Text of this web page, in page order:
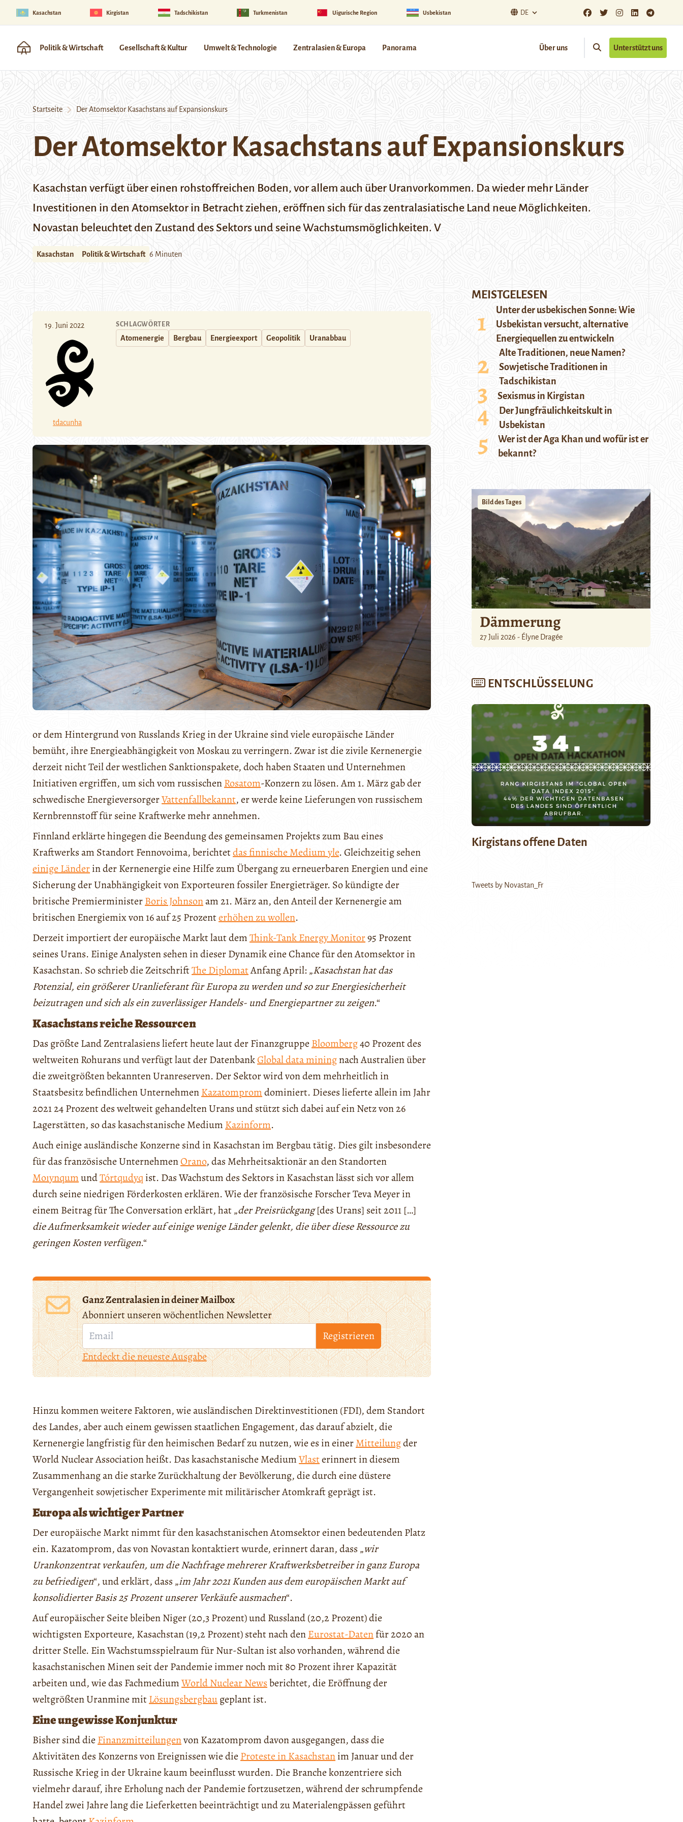
Kasachstan Kirgistan Tadschikistan Turkmenistan Uigurische Region Usbekistan DE
Politik & Wirtschaft Gesellschaft & Kultur Umwelt & Technologie Zentralasien & Europa Panorama Über uns Unterstützt uns
Startseite Der Atomsektor Kasachstans auf Expansionskurs
Der Atomsektor Kasachstans auf Expansionskurs
Kasachstan verfügt über einen rohstoffreichen Boden, vor allem auch über Uranvorkommen. Da wieder mehr Länder
Investitionen in den Atomsektor in Betracht ziehen, eröffnen sich für das zentralasiatische Land neue Möglichkeiten.
Novastan beleuchtet den Zustand des Sektors und seine Wachstumsmöglichkeiten. V
Kasachstan Politik & Wirtschaft 6 Minuten
19. Juni 2022
tdacunha
SCHLAGWÖRTER
Atomenergie Bergbau Energieexport Geopolitik Uranabbau
or dem Hintergrund von Russlands Krieg in der Ukraine sind viele europäische Länder
bemüht, ihre Energieabhängigkeit von Moskau zu verringern. Zwar ist die zivile Kernenergie
derzeit nicht Teil der westlichen Sanktionspakete, doch haben Staaten und Unternehmen
Initiativen ergriffen, um sich vom russischenRosatom-Konzern zu lösen. Am 1. März gab der
schwedische EnergieversorgerVattenfallbekannt, er werde keine Lieferungen von russischem
Kernbrennstoff für seine Kraftwerke mehr annehmen.
Finnland erklärte hingegen die Beendung des gemeinsamen Projekts zum Bau eines
Kraftwerks am Standort Fennovoima, berichtetdas finnische Medium yle. Gleichzeitig sehen
einige Länderin der Kernenergie eine Hilfe zum Übergang zu erneuerbaren Energien und eine
Sicherung der Unabhängigkeit von Exporteuren fossiler Energieträger. So kündigte der
britische PremierministerBoris Johnsonam 21. März an, den Anteil der Kernenergie am
britischen Energiemix von 16 auf 25 Prozenterhöhen zu wollen.
Derzeit importiert der europäische Markt laut demThink-Tank Energy Monitor95 Prozent
seines Urans. Einige Analysten sehen in dieser Dynamik eine Chance für den Atomsektor in
Kasachstan. So schrieb die ZeitschriftThe DiplomatAnfang April: „Kasachstan hat das
Potenzial, ein größerer Uranlieferant für Europa zu werden und so zur Energiesicherheit
beizutragen und sich als ein zuverlässiger Handels- und Energiepartner zu zeigen.“
Kasachstans reiche Ressourcen
Das größte Land Zentralasiens liefert heute laut der FinanzgruppeBloomberg40 Prozent des
weltweiten Rohurans und verfügt laut der DatenbankGlobal data miningnach Australien über
die zweitgrößten bekannten Uranreserven. Der Sektor wird von dem mehrheitlich in
Staatsbesitz befindlichen UnternehmenKazatompromdominiert. Dieses lieferte allein im Jahr
2021 24 Prozent des weltweit gehandelten Urans und stützt sich dabei auf ein Netz von 26
Lagerstätten, so das kasachstanische MediumKazinform.
Auch einige ausländische Konzerne sind in Kasachstan im Bergbau tätig. Dies gilt insbesondere
für das französische UnternehmenOrano, das Mehrheitsaktionär an den Standorten
MoıynqumundTórtqudyq ist. Das Wachstum des Sektors in Kasachstan lässt sich vor allem
durch seine niedrigen Förderkosten erklären. Wie der französische Forscher Teva Meyer in
einem Beitrag für The Conversation erklärt, hat „der Preisrückgang[des Urans] seit 2011 […]
die Aufmerksamkeit wieder auf einige wenige Länder gelenkt, die über diese Ressource zu
geringen Kosten verfügen.“
Ganz Zentralasien in deiner Mailbox
Abonniert unseren wöchentlichen Newsletter
Registrieren
Entdeckt die neueste Ausgabe
Hinzu kommen weitere Faktoren, wie ausländischen Direktinvestitionen (FDI), dem Standort
des Landes, aber auch einem gewissen staatlichen Engagement, das darauf abzielt, die
Kernenergie langfristig für den heimischen Bedarf zu nutzen, wie es in einerMitteilungder
World Nuclear Association heißt. Das kasachstanische MediumVlasterinnert in diesem
Zusammenhang an die starke Zurückhaltung der Bevölkerung, die durch eine düstere
Vergangenheit sowjetischer Experimente mit militärischer Atomkraft geprägt ist.
Europa als wichtiger Partner
Der europäische Markt nimmt für den kasachstanischen Atomsektor einen bedeutenden Platz
ein. Kazatomprom, das von Novastan kontaktiert wurde, erinnert daran, dass „wir
Urankonzentrat verkaufen, um die Nachfrage mehrerer Kraftwerksbetreiber in ganz Europa
zu befriedigen“, und erklärt, dass „im Jahr 2021 Kunden aus dem europäischen Markt auf
konsolidierter Basis 25 Prozent unserer Verkäufe ausmachen“.
Auf europäischer Seite bleiben Niger (20,3 Prozent) und Russland (20,2 Prozent) die
wichtigsten Exporteure, Kasachstan (19,2 Prozent) steht nach denEurostat-Datenfür 2020 an
dritter Stelle. Ein Wachstumsspielraum für Nur-Sultan ist also vorhanden, während die
kasachstanischen Minen seit der Pandemie immer noch mit 80 Prozent ihrer Kapazität
arbeiten und, wie das FachmediumWorld Nuclear Newsberichtet, die Eröffnung der
weltgrößten Uranmine mitLösungsbergbaugeplant ist.
Eine ungewisse Konjunktur
Bisher sind dieFinanzmitteilungenvon Kazatomprom davon ausgegangen, dass die
Aktivitäten des Konzerns von Ereignissen wie dieProteste in Kasachstanim Januar und der
Russische Krieg in der Ukraine kaum beeinflusst wurden. Die Branche konzentriere sich
vielmehr darauf, ihre Erholung nach der Pandemie fortzusetzen, während der schrumpfende
Handel zwei Jahre lang die Lieferketten beeinträchtigt und zu Materialengpässen geführt
MEISTGELESEN
Unter der usbekischen Sonne: Wie
Usbekistan versucht, alternative
Energiequellen zu entwickeln
Alte Traditionen, neue Namen?
Sowjetische Traditionen in
Tadschikistan
Sexismus in Kirgistan
Der Jungfräulichkeitskult in
Usbekistan
Wer ist der Aga Khan und wofür ist er
bekannt?
Bild des Tages
Dämmerung
27 Juli 2026 - Élyne Dragée
ENTSCHLÜSSELUNG
Kirgistans offene Daten
Tweets by Novastan_Fr